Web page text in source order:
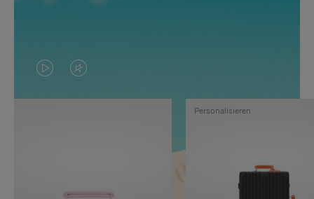
DAS
VIDEO
VIDEO
IST
Personalisieren